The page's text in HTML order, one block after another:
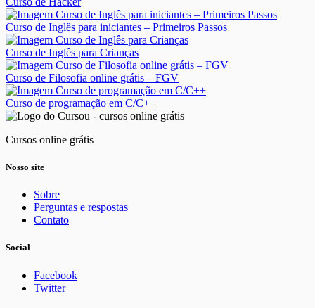
Curso de Inglês para iniciantes – Primeiros Passos
Curso de Inglês para Crianças
Curso de Filosofia online grátis – FGV
Curso de programação em C/C++
Cursos online grátis
Nosso site
Sobre
Perguntas e respostas
Contato
Social
Facebook
Twitter